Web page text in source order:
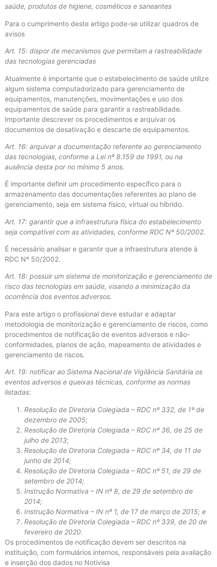
saúde, produtos de higiene, cosméticos e saneantes
Para o cumprimento deste artigo pode-se utilizar quadros de
avisos
Art. 15: dispor de mecanismos que permitam a rastreabilidade
das tecnologias gerenciadas
Atualmente é importante que o estabelecimento de saúde utilize
algum sistema computadorizado para gerenciamento de
equipamentos, manutenções, movimentações e uso dos
equipamentos de saúde para garantir a rastreabilidade.
Importante descrever os procedimentos e arquivar os
documentos de desativação e descarte de equipamentos.
Art. 16: arquivar a documentação referente ao gerenciamento
das tecnologias, conforme a Lei nº 8.159 de 1991, ou na
ausência desta por no mínimo 5 anos.
É importante definir um procedimento específico para o
armazenamento das documentações referentes ao plano de
gerenciamento, seja em sistema físico, virtual ou híbrido.
Art. 17: garantir que a infraestrutura física do estabelecimento
seja compatível com as atividades, conforme RDC Nº 50/2002.
É necessário analisar e garantir que a infraestrutura atende à
RDC Nº 50/2002.
Art. 18: possuir um sistema de monitorização e gerenciamento de
risco das tecnologias em saúde, visando a minimização da
ocorrência dos eventos adversos.
Para este artigo o profissional deve estudar e adaptar
metodologia de monitorização e gerenciamento de riscos, como
procedimentos de notificação de eventos adversos e não-
conformidades, planos de ação, mapeamento de atividades e
gerenciamento de riscos.
Art. 19: notificar ao Sistema Nacional de Vigilância Sanitária os
eventos adversos e queixas técnicas, conforme as normas
listadas:
Resolução de Diretoria Colegiada – RDC nº 332, de 1º de
dezembro de 2005;
Resolução de Diretoria Colegiada – RDC nº 36, de 25 de
julho de 2013;
Resolução de Diretoria Colegiada – RDC nº 34, de 11 de
junho de 2014;
Resolução de Diretoria Colegiada – RDC nº 51, de 29 de
setembro de 2014;
Instrução Normativa – IN nº 8, de 29 de setembro de
2014;
Instrução Normativa – IN nº 1, de 17 de março de 2015; e
Resolução de Diretoria Colegiada – RDC nº 339, de 20 de
fevereiro de 2020.
Os procedimentos de notificação devem ser descritos na
instituição, com formulários internos, responsáveis pela avaliação
e inserção dos dados no Notivisa